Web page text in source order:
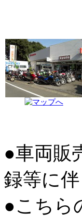
●車両販
録等に
●こちら